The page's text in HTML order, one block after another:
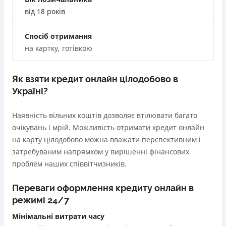
Вся інформація про кредит
ОТРИМАТИ ПОЗИКУ
застави та поручителів;
Процес повністю автоматизований і займає до 5
Видача коштів відбувається цілодобово по всій
території України;
Недоліки
Нема програми лояльності для постійних клієнтів
Немає цілодобової підтримки
Telegram, Facebook
Погашення
Оплата на розрахунковий рахунок
Через термінали Приватбанку
Через термінали самообслуговування
Ліцензія НБУ
від 18 років
Спосіб отримання
на картку, готівкою
Як взяти кредит онлайн цілодобово в
Україні?
Наявність вільних коштів дозволяє втілювати багато
очікувань і мрій. Можливість отримати кредит онлайн
на карту цілодобово можна вважати перспективним і
затребуваним напрямком у вирішенні фінансових
проблем наших співвітчизників.
Переваги оформлення кредиту онлайн в
режимі 24/7
Мінімальні витрати часу